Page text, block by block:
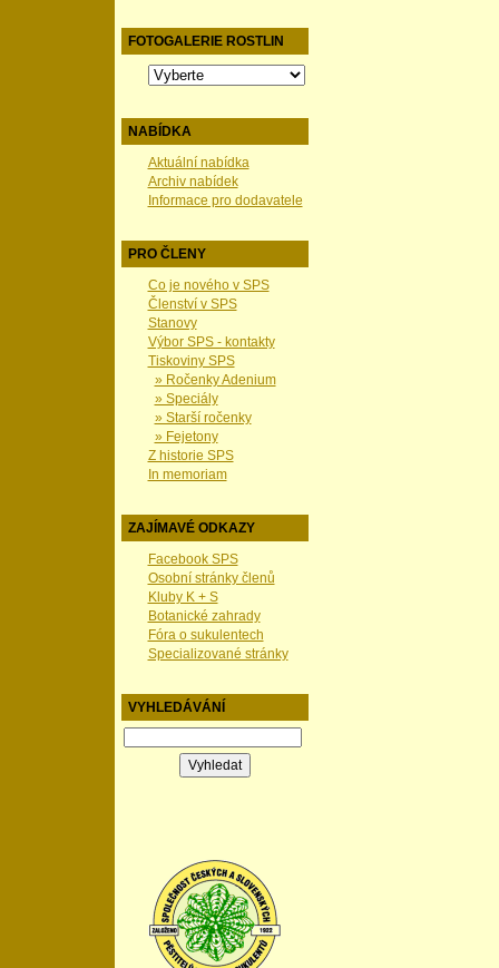
FOTOGALERIE ROSTLIN
NABÍDKA
Aktuální nabídka
Archiv nabídek
Informace pro dodavatele
PRO ČLENY
Co je nového v SPS
Členství v SPS
Stanovy
Výbor SPS - kontakty
Tiskoviny SPS
» Ročenky Adenium
» Speciály
» Starší ročenky
» Fejetony
Z historie SPS
In memoriam
ZAJÍMAVÉ ODKAZY
Facebook SPS
Osobní stránky členů
Kluby K + S
Botanické zahrady
Fóra o sukulentech
Specializované stránky
VYHLEDÁVÁNÍ